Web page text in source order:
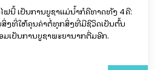
ຟນີ້ ເປັນການບູຊາແມ່ນໍ້າກໍຄືທາດທັງ 4 ຄື:
ສິ່ງທີ່ໃຫ້ຄຸນຄ່າຕໍ່ທຸກສິ່ງທີ່ມີຊີວິດເປັນຕົ້ນ
ເປັນການບູຊາພະຍານາກຕື່ມອີກ.